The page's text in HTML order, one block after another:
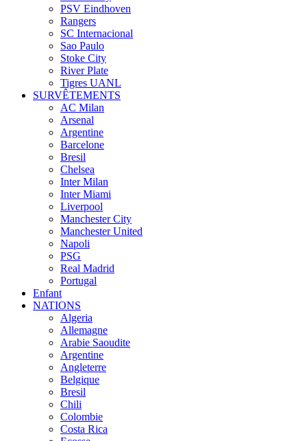
PSV Eindhoven
Rangers
SC Internacional
Sao Paulo
Stoke City
River Plate
Tigres UANL
SURVÊTEMENTS
AC Milan
Arsenal
Argentine
Barcelone
Bresil
Chelsea
Inter Milan
Inter Miami
Liverpool
Manchester City
Manchester United
Napoli
PSG
Real Madrid
Portugal
Enfant
NATIONS
Algeria
Allemagne
Arabie Saoudite
Argentine
Angleterre
Belgique
Bresil
Chili
Colombie
Costa Rica